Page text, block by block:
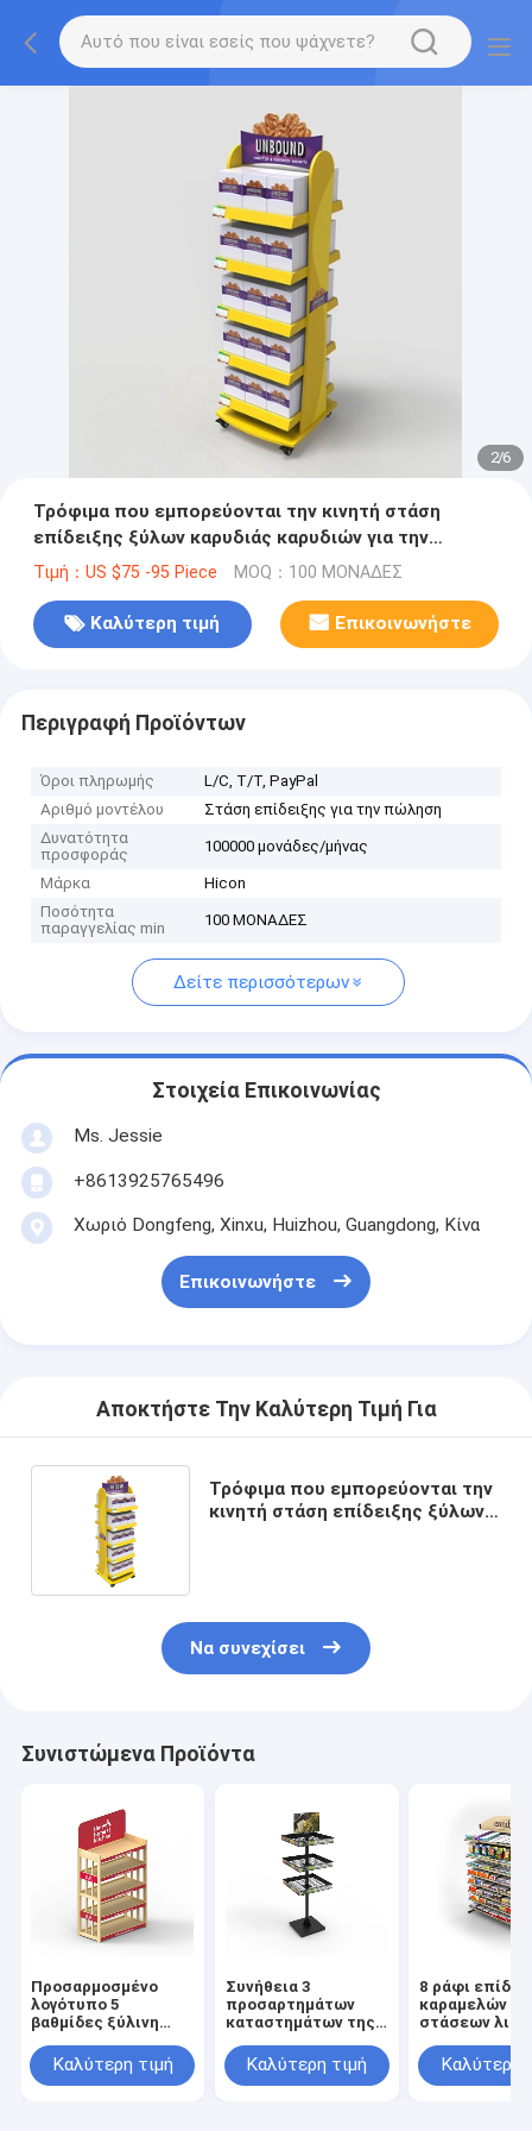
2/6
Τρόφιμα που εμπορεύονται την κινητή στάση
επίδειξης ξύλων καρυδιάς καρυδιών για την
πώληση
Τιμή：US $75 -95 Piece MOQ：100 ΜΟΝΑΔΕΣ
Καλύτερη τιμή Επικοινωνήστε
Περιγραφή Προϊόντων
Όροι πληρωμής
L/C, T/T, PayPal
Αριθμό μοντέλου
Στάση επίδειξης για την πώληση
Δυνατότητα
προσφοράς
100000 μονάδες/μήνας
Μάρκα
Hicon
Ποσότητα
παραγγελίας min
100 ΜΟΝΑΔΕΣ
Δείτε περισσότερων
Στοιχεία Επικοινωνίας
Ms. Jessie
+8613925765496
Χωριό Dongfeng, Xinxu, Huizhou, Guangdong, Κίνα
Επικοινωνήστε
Αποκτήστε Την Καλύτερη Τιμή Για
Τρόφιμα που εμπορεύονται την
κινητή στάση επίδειξης ξύλων
Να συνεχίσει
Συνιστώμενα Προϊόντα
Προσαρμοσμένο
λογότυπο 5
βαθμίδες ξύλινη
δάπεδο οθόνη
στερέωμα
Καλύτερη τιμή
Συνήθεια 3
προσαρτημάτων
καταστημάτων της
σκυλιών γατών
επίδειξη
Καλύτερη τιμή
8 ράφι
καραμελών
στάσεων
τροφίμων
πρόχειρων
Καλύτερη